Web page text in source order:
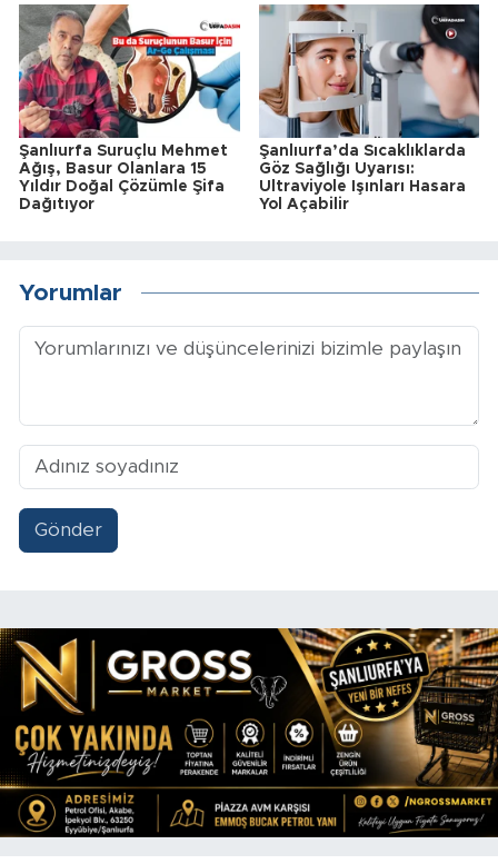
Şanlıurfa Suruçlu Mehmet
Ağış, Basur Olanlara 15
Yıldır Doğal Çözümle Şifa
Dağıtıyor
Şanlıurfa’da Sıcaklıklarda
Göz Sağlığı Uyarısı:
Ultraviyole Işınları Hasara
Yol Açabilir
Yorumlar
Gönder